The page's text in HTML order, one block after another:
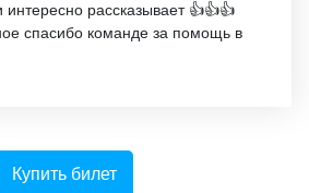
рассказывает 👍👍👍
спасибо команде за помощь в
Купить билет